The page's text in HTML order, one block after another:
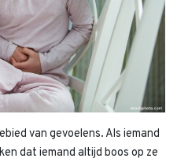
van gevoelens. Als iemand
dat iemand altijd boos op ze